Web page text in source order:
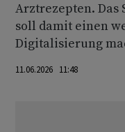
Arztrezepten. Das
soll damit einen
Digitalisierung
11.06.2026 11:48